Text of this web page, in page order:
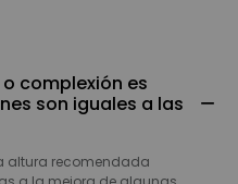
complexión es
son iguales a las
−
altura recomendada